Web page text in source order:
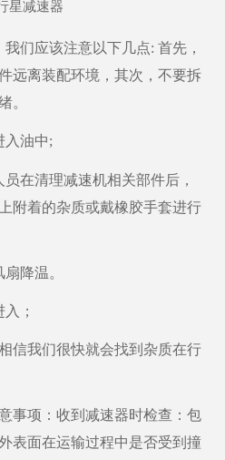
们应该注意以下几点: 首先，
远离装配环境，其次，不要拆
。
油中;
在清理减速机相关部件后，
附着的杂质或戴橡胶手套进行
降温。
；
信我们很快就会找到杂质在行
事项：收到减速器时检查：包
表面在运输过程中是否受到撞